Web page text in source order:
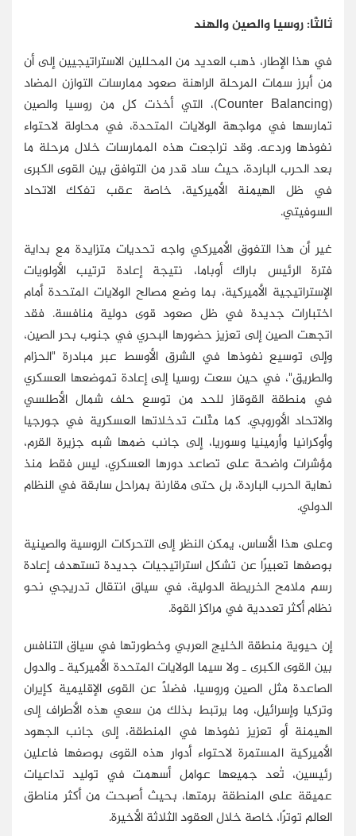
ثالثًا: روسيا والصين والهند
في هذا الإطار، ذهب العديد من المحللين الاستراتيجيين إلى أن
من أبرز سمات المرحلة الراهنة صعود ممارسات التوازن المضاد
(Counter Balancing)، التي أخذت كل من روسيا والصين
تمارسها في مواجهة الولايات المتحدة، في محاولة لاحتواء
نفوذها وردعه. وقد تراجعت هذه الممارسات خلال مرحلة ما
بعد الحرب الباردة، حيث ساد قدر من التوافق بين القوى الكبرى
في ظل الهيمنة الأميركية، خاصة عقب تفكك الاتحاد
السوفيتي.
غير أن هذا التفوق الأميركي واجه تحديات متزايدة مع بداية
فترة الرئيس باراك أوباما، نتيجة إعادة ترتيب الأولويات
الإستراتيجية الأميركية، بما وضع مصالح الولايات المتحدة أمام
اختبارات جديدة في ظل صعود قوى دولية منافسة. فقد
اتجهت الصين إلى تعزيز حضورها البحري في جنوب بحر الصين،
وإلى توسيع نفوذها في الشرق الأوسط عبر مبادرة "الحزام
والطريق"، في حين سعت روسيا إلى إعادة تموضعها العسكري
في منطقة القوقاز للحد من توسع حلف شمال الأطلسي
والاتحاد الأوروبي. كما مثّلت تدخلاتها العسكرية في جورجيا
وأوكرانيا وأرمينيا وسوريا، إلى جانب ضمها شبه جزيرة القرم،
مؤشرات واضحة على تصاعد دورها العسكري، ليس فقط منذ
نهاية الحرب الباردة، بل حتى مقارنة بمراحل سابقة في النظام
الدولي.
وعلى هذا الأساس، يمكن النظر إلى التحركات الروسية والصينية
بوصفها تعبيرًا عن تشكل استراتيجيات جديدة تستهدف إعادة
رسم ملامح الخريطة الدولية، في سياق انتقال تدريجي نحو
نظام أكثر تعددية في مراكز القوة.
إن حيوية منطقة الخليج العربي وخطورتها في سياق التنافس
بين القوى الكبرى ـ ولا سيما الولايات المتحدة الأميركية ـ والدول
الصاعدة مثل الصين وروسيا، فضلًا عن القوى الإقليمية كإيران
وتركيا وإسرائيل، وما يرتبط بذلك من سعي هذه الأطراف إلى
الهيمنة أو تعزيز نفوذها في المنطقة، إلى جانب الجهود
الأميركية المستمرة لاحتواء أدوار هذه القوى بوصفها فاعلين
رئيسين، تُعد جميعها عوامل أسهمت في توليد تداعيات
عميقة على المنطقة برمتها، بحيث أصبحت من أكثر مناطق
العالم توترًا، خاصة خلال العقود الثلاثة الأخيرة.